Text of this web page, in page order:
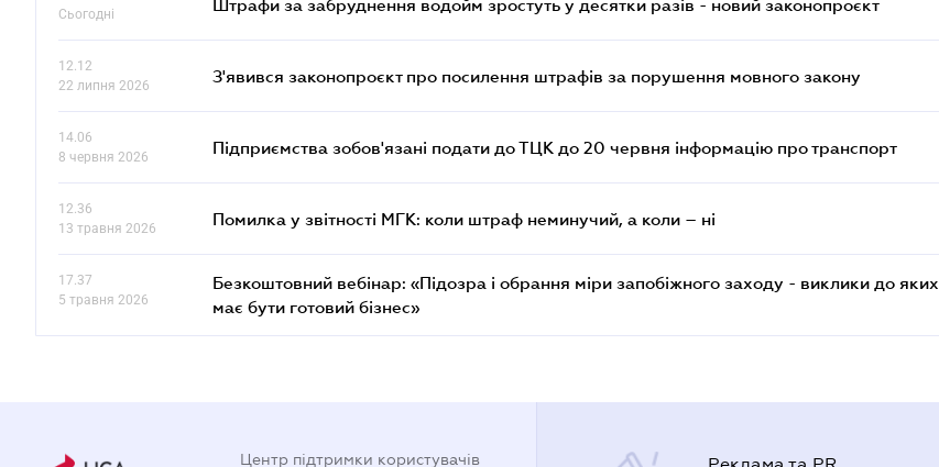
Сьогодні
Штрафи за забруднення водойм зростуть у десятки разів - новий законопроєкт
12.12
22 липня 2026
З'явився законопроєкт про посилення штрафів за порушення мовного закону
14.06
8 червня 2026
Підприємства зобов'язані подати до ТЦК до 20 червня інформацію про транспорт
12.36
13 травня 2026
Помилка у звітності МГК: коли штраф неминучий, а коли – ні
17.37
5 травня 2026
Безкоштовний вебінар: «Підозра і обрання міри запобіжного заходу - виклики до яких
має бути готовий бізнес»
Центр підтримки користувачів